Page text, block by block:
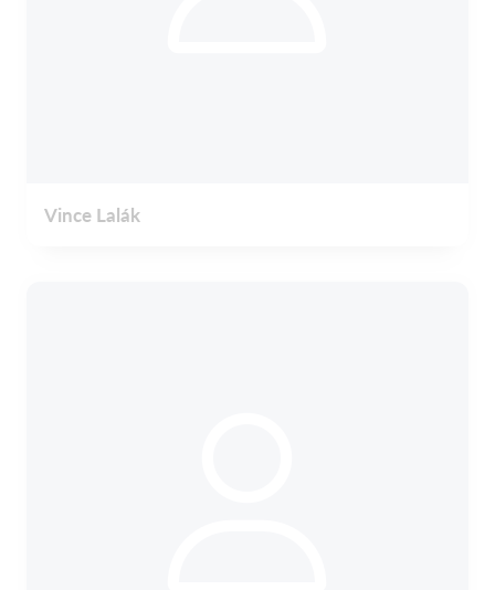
Vince Lalák